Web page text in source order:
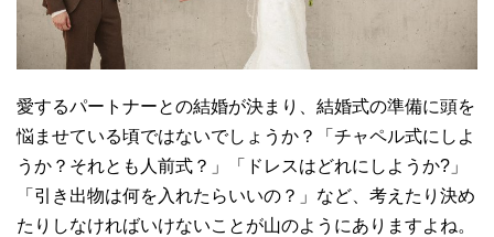
愛するパートナーとの結婚が決まり、結婚式の準備に頭を
悩ませている頃ではないでしょうか？「チャペル式にしよ
うか？それとも人前式？」「ドレスはどれにしようか?」
「引き出物は何を入れたらいいの？」など、考えたり決め
たりしなければいけないことが山のようにありますよね。